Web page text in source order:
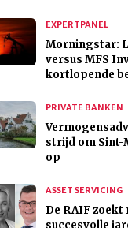
EXPERTPANEL
Morningstar:
versus MFS
kortlopende
PRIVATE BANKEN
strijd om Sint-
op
ASSET SERVICING
De RAIF zoekt